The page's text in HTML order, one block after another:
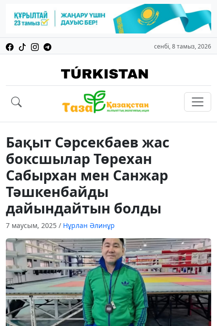
сенбі, 8 тамыз, 2026
Бақыт Сәрсекбаев жас
боксшылар Төрехан
Сабырхан мен Санжар
Тәшкенбайды
дайындайтын болды
7 маусым, 2025 / Нұрлан Әлинұр